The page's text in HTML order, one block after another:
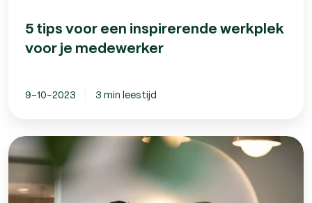
5 tips voor een inspirerende werkplek
voor je medewerker
9-10-2023 3 min leestijd
Leads
genereren:
tips